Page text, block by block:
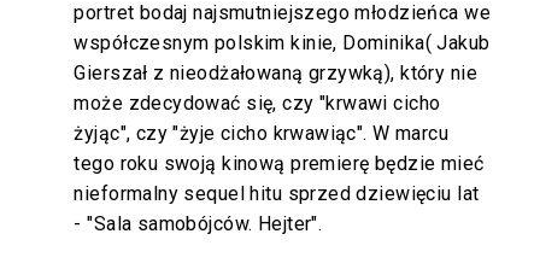
portret bodaj najsmutniejszego młodzieńca we
współczesnym polskim kinie, Dominika( Jakub
Gierszał z nieodżałowaną grzywką), który nie
może zdecydować się, czy "krwawi cicho
żyjąc", czy "żyje cicho krwawiąc". W marcu
tego roku swoją kinową premierę będzie mieć
nieformalny sequel hitu sprzed dziewięciu lat
- "Sala samobójców. Hejter".